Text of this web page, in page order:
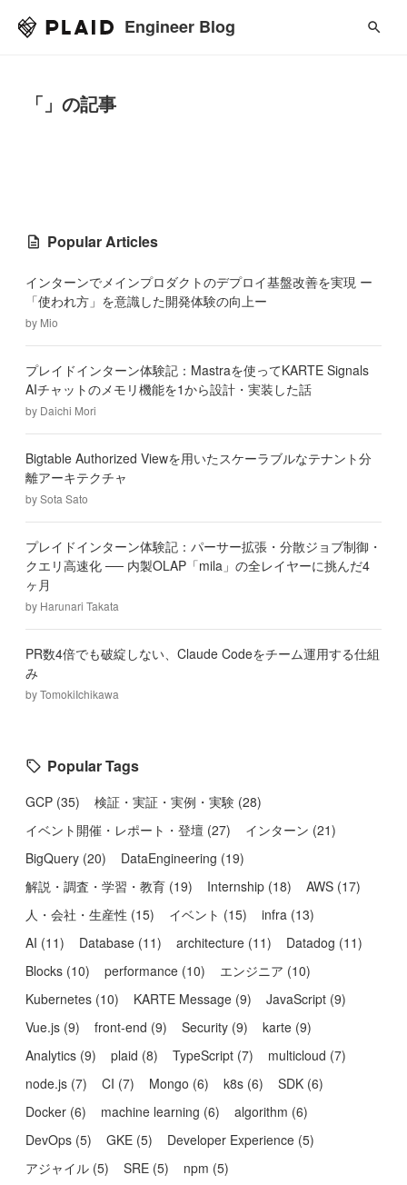
Engineer Blog
「」の記事
Popular Articles
インターンでメインプロダクトのデプロイ基盤改善を実現 ー
「使われ方」を意識した開発体験の向上ー
by Mio
プレイドインターン体験記：Mastraを使ってKARTE Signals
AIチャットのメモリ機能を1から設計・実装した話
by Daichi Mori
Bigtable Authorized Viewを用いたスケーラブルなテナント分
離アーキテクチャ
bySota Sato
プレイドインターン体験記：パーサー拡張・分散ジョブ制御・
クエリ高速化 ── 内製OLAP「mila」の全レイヤーに挑んだ4
ヶ月
by Harunari Takata
PR数4倍でも破綻しない、Claude Codeをチーム運用する仕組
み
byTomokiIchikawa
Popular Tags
GCP (35) 検証・実証・実例・実験 (28)
イベント開催・レポート・登壇 (27) インターン (21)
BigQuery (20) DataEngineering (19)
解説・調査・学習・教育 (19) Internship (18) AWS (17)
人・会社・生産性 (15) イベント (15) infra (13)
AI (11) Database (11) architecture (11) Datadog (11)
Blocks (10) performance (10) エンジニア (10)
Kubernetes (10) KARTE Message (9) JavaScript (9)
Vue.js (9) front-end (9) Security (9) karte (9)
Analytics (9) plaid (8) TypeScript (7) multicloud (7)
node.js (7) CI (7) Mongo (6) k8s (6) SDK (6)
Docker (6) machine learning (6) algorithm (6)
DevOps (5) GKE (5) Developer Experience (5)
アジャイル (5) SRE (5) npm (5)